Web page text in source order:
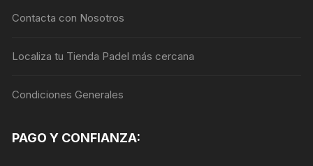
Contacta con Nosotros
Localiza tu Tienda Padel más cercana
Condiciones Generales
PAGO Y CONFIANZA: